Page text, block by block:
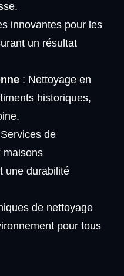
innovantes pour les
un résultat
: Nettoyage en
historiques,
de
maisons
une durabilité
de nettoyage
pour tous